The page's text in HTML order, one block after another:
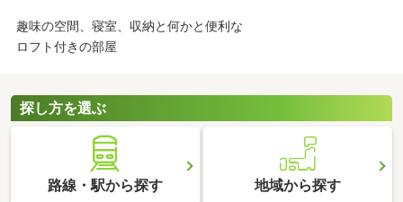
趣味の空間、寝室、収納と何かと便利な
ロフト付きの部屋
探し方を選ぶ
路線・駅から探す 地域から探す